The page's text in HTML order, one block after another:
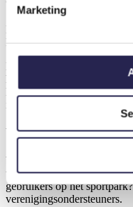
Marketing
Ervaart jullie vereniging
Neem dan contact op met
Bij acute onveilige situaties
hulpdienst. Bij terugkerende
locaties en situaties goed
Verduurzamen of
Wil jullie vereniging de
willen jullie samenwerken
gebruikers op het
verenigingsondersteuners.